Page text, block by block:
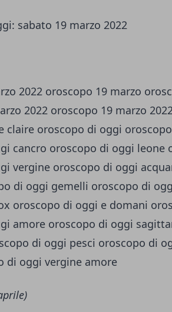
sabato 19 marzo 2022